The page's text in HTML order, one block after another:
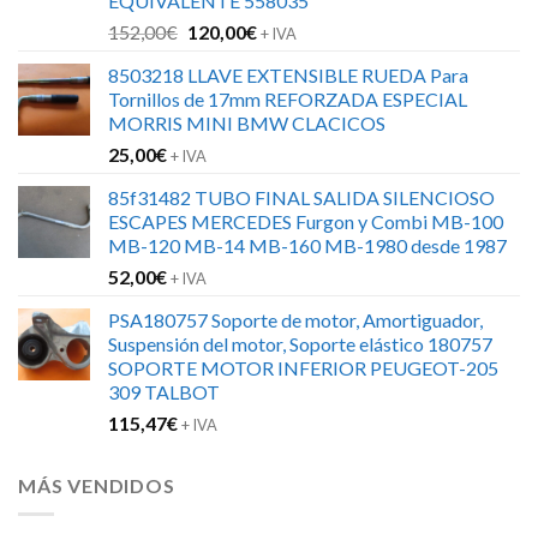
152,00€ El
original
era:
152,00€.
120,00€El
actual
es:
120,00€.
+ IVA
8503218 LLAVE EXTENSIBLE RUEDA Para
Tornillos de 17mm REFORZADA ESPECIAL
MORRIS MINI BMW CLACICOS
25,00€+ IVA
85f31482 TUBO FINAL SALIDA SILENCIOSO
ESCAPES MERCEDES Furgon y Combi MB-100
MB-120 MB-14 MB-160 MB-1980 desde 1987
52,00€+ IVA
PSA180757 Soporte de motor, Amortiguador,
Suspensión del motor, Soporte elástico 180757
SOPORTE MOTOR INFERIOR PEUGEOT-205
309 TALBOT
115,47€+ IVA
MÁS VENDIDOS